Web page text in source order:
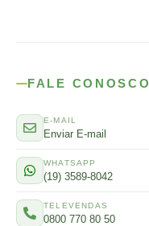
FALE CONOSCO
E-MAIL
Enviar E-mail
WHATSAPP
(19) 3589-8042
TELEVENDAS
0800 770 80 50